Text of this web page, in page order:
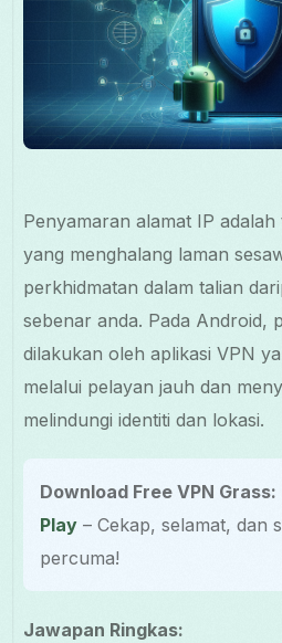
Melayu
Penyamaran alamat IP
yang menghalang laman
perkhidmatan dalam talian
sebenar anda. Pada Android,
dilakukan oleh aplikasi VPN
melalui pelayan jauh dan
melindungi identiti dan lokasi.
Download Free VPN Grass:
Play – Cekap, selamat, dan
percuma!
Jawapan Ringkas: